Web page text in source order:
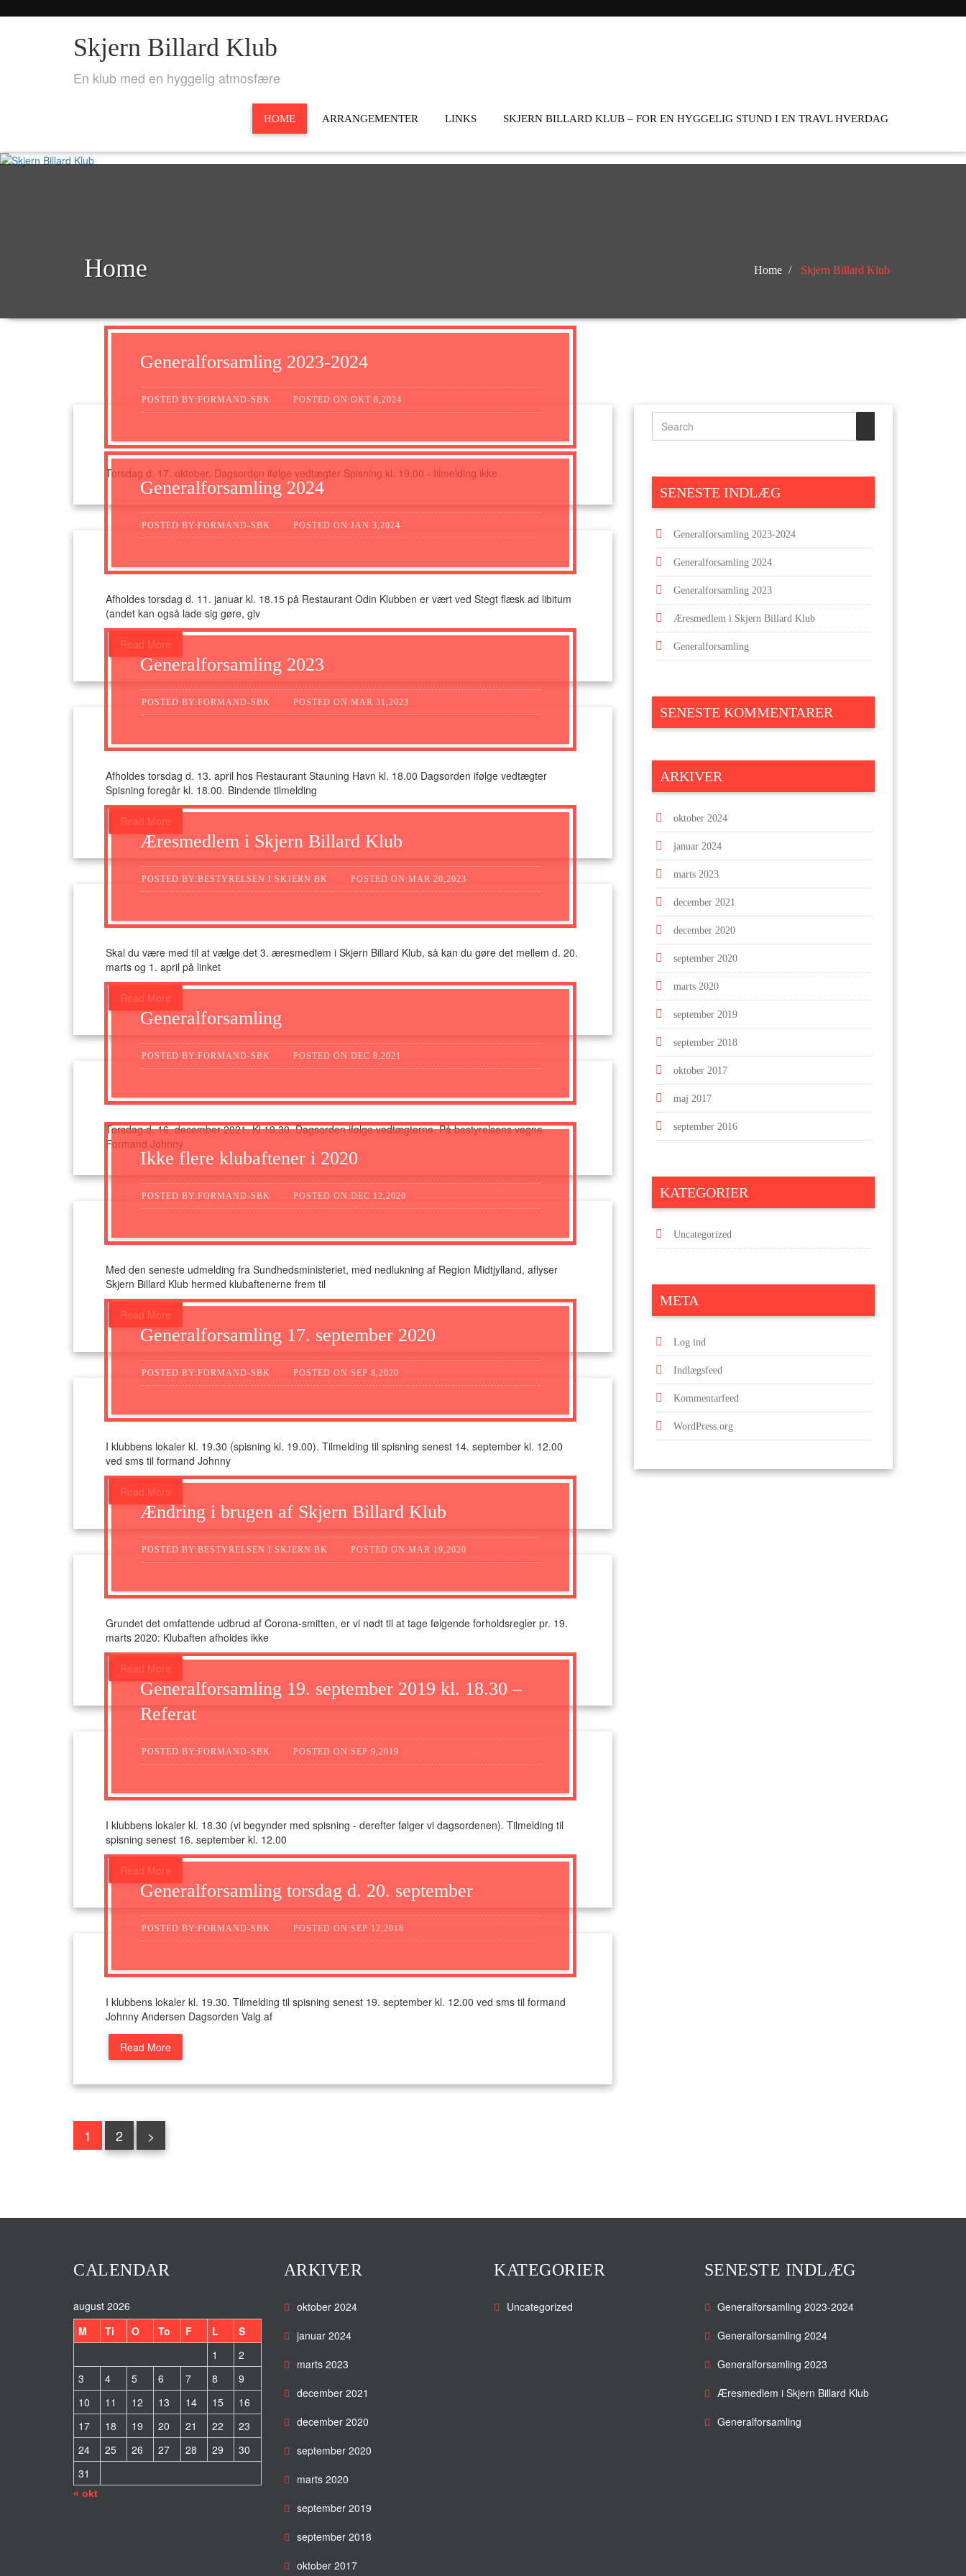
Skjern Billard Klub
En klub med en hyggelig atmosfære
HOME ARRANGEMENTER LINKS SKJERN BILLARD KLUB – FOR EN HYGGELIG STUND I EN TRAVL HVERDAG
Home Home Skjern Billard Klub
Generalforsamling 2023-2024
POSTED BY:FORMAND-SBK POSTED ON:OKT 8,2024
Torsdag d. 17. oktober. Dagsorden ifølge vedtægter Spisning kl. 19.00 - tilmelding ikke
Generalforsamling 2024
POSTED BY:FORMAND-SBK POSTED ON:JAN 3,2024
Afholdes torsdag d. 11. januar kl. 18.15 på Restaurant Odin Klubben er vært ved Stegt flæsk ad libitum
(andet kan også lade sig gøre, giv
Read More
Generalforsamling 2023
POSTED BY:FORMAND-SBK POSTED ON:MAR 31,2023
Afholdes torsdag d. 13. april hos Restaurant Stauning Havn kl. 18.00 Dagsorden ifølge vedtægter
Spisning foregår kl. 18.00. Bindende tilmelding
Read More
Æresmedlem i Skjern Billard Klub
POSTED BY:BESTYRELSEN I SKJERN BK POSTED ON:MAR 20,2023
Skal du være med til at vælge det 3. æresmedlem i Skjern Billard Klub, så kan du gøre det mellem d. 20.
marts og 1. april på linket
Read More
Generalforsamling
POSTED BY:FORMAND-SBK POSTED ON:DEC 8,2021
Torsdag d. 16. december 2021, Kl 19.30. Dagsorden ifølge vedtægterne. På bestyrelsens vegne
Formand Johnny
Ikke flere klubaftener i 2020
POSTED BY:FORMAND-SBK POSTED ON:DEC 12,2020
Med den seneste udmelding fra Sundhedsministeriet, med nedlukning af Region Midtjylland, aflyser
Skjern Billard Klub hermed klubaftenerne frem til
Read More
Generalforsamling 17. september 2020
POSTED BY:FORMAND-SBK POSTED ON:SEP 8,2020
I klubbens lokaler kl. 19.30 (spisning kl. 19.00). Tilmelding til spisning senest 14. september kl. 12.00
ved sms til formand Johnny
Read More
Ændring i brugen af Skjern Billard Klub
POSTED BY:BESTYRELSEN I SKJERN BK POSTED ON:MAR 19,2020
Grundet det omfattende udbrud af Corona-smitten, er vi nødt til at tage følgende forholdsregler pr. 19.
marts 2020: Klubaften afholdes ikke
Read More
Generalforsamling 19. september 2019 kl. 18.30 –
Referat
POSTED BY:FORMAND-SBK POSTED ON:SEP 9,2019
I klubbens lokaler kl. 18.30 (vi begynder med spisning - derefter følger vi dagsordenen). Tilmelding til
spisning senest 16. september kl. 12.00
Read More
Generalforsamling torsdag d. 20. september
POSTED BY:FORMAND-SBK POSTED ON:SEP 12,2018
I klubbens lokaler kl. 19.30. Tilmelding til spisning senest 19. september kl. 12.00 ved sms til formand
Johnny Andersen Dagsorden Valg af
Read More
1 2 >
SENESTE INDLÆG
Generalforsamling 2023-2024
Generalforsamling 2024
Generalforsamling 2023
Æresmedlem i Skjern Billard Klub
Generalforsamling
SENESTE KOMMENTARER
ARKIVER
oktober 2024
januar 2024
marts 2023
december 2021
december 2020
september 2020
marts 2020
september 2019
september 2018
oktober 2017
maj 2017
september 2016
KATEGORIER
Uncategorized
META
Log ind
Indlægsfeed
Kommentarfeed
WordPress.org
CALENDAR
august 2026
M
Ti O To F L
S
1
2
3
4 5 6 7 8
9
10
11 12 13 14 15
16
17
18 19 20 21 22
23
24
25 26 27 28 29
30
31
« okt
ARKIVER
oktober 2024
januar 2024
marts 2023
december 2021
december 2020
september 2020
marts 2020
september 2019
september 2018
oktober 2017
KATEGORIER
Uncategorized
SENESTE INDLÆG
Generalforsamling 2023-2024
Generalforsamling 2024
Generalforsamling 2023
Æresmedlem i Skjern Billard Klub
Generalforsamling